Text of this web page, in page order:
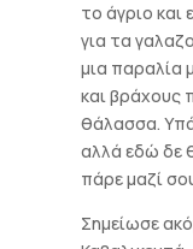
το άγριο και
για τα
μια παραλία
και βράχους
θάλασσα.
αλλά εδώ δε
πάρε μαζί
Σημείωσε